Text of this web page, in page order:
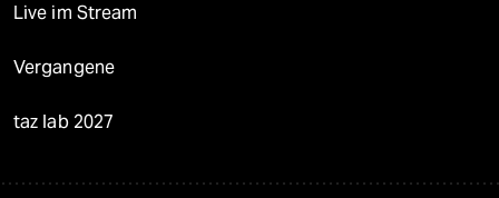
Live im Stream
Vergangene
taz lab 2027